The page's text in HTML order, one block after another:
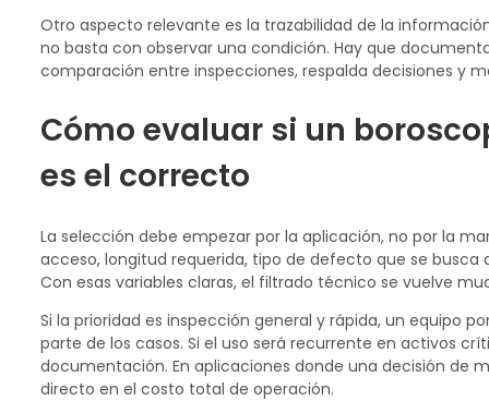
Otro aspecto relevante es la trazabilidad de la
no basta con observar una condición. Hay que
comparación entre inspecciones, respalda decisiones y
Cómo evaluar si un
es el correcto
La selección debe empezar por la aplicación, no por la
acceso, longitud requerida, tipo de defecto que se
Con esas variables claras, el filtrado técnico se vuelve
Si la prioridad es inspección general y rápida, un equipo
parte de los casos. Si el uso será recurrente en activos
documentación. En aplicaciones donde una decisión de
directo en el costo total de operación.